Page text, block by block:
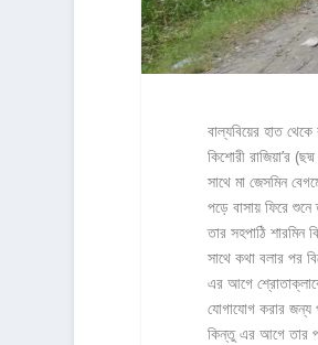
বাল্যবিয়ের হাত
কিশোরী রাজিয়া’র
সাথে মা জেসমিন
পড়ে বাসায় ফিরে
তার সহপাঠি শারমিন
সাথে কথা বলার পর
এর আগে
যোগাযোগ করার জন্য
কিন্তু এর আগে তার